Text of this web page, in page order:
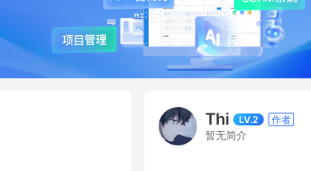
Thi LV.2 作者
暂无简介